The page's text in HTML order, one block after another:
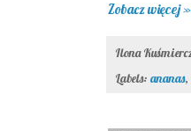
Zobacz więcej »
Ilona
Labels: ananas,